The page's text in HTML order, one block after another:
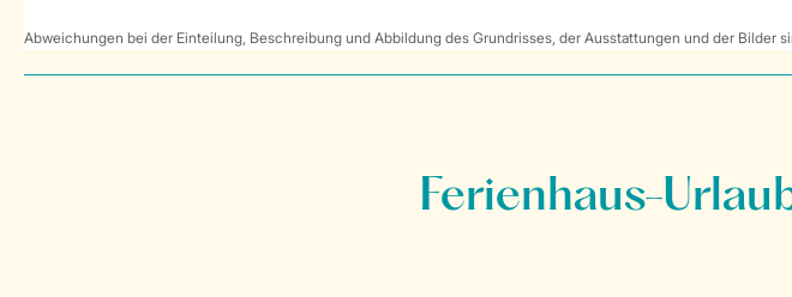
Abweichungen bei der Einteilung, Beschreibung und Abbildung des Grundrisses, der Ausstattungen und der Bilder
Ferienhaus-